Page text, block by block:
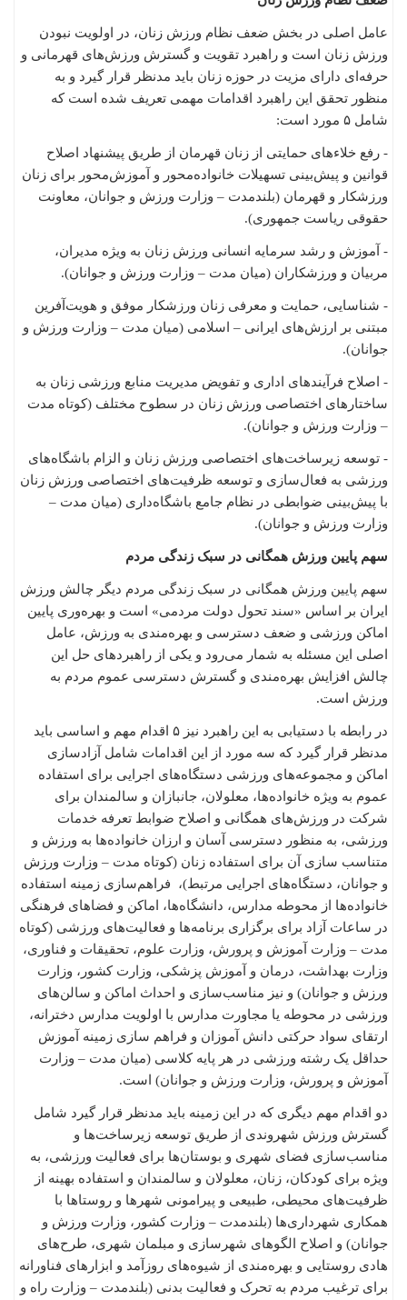
عامل اصلی در بخش ضعف نظام ورزش زنان، در اولویت نبودن
ورزش زنان است و راهبرد تقویت و گسترش ورزش‌های قهرمانی و
حرفه‌ای دارای مزیت در حوزه زنان باید مدنظر قرار گیرد و به
منظور تحقق این راهبرد اقدامات مهمی‌ تعریف شده است که
شامل ۵ مورد است:
- رفع خلاءهای حمایتی از زنان قهرمان از طریق پیشنهاد اصلاح
قوانین و پیش‌بینی تسهیلات خانواده‌محور و آموزش‌محور برای زنان
ورزشکار و قهرمان (بلندمدت – وزارت ورزش و جوانان، معاونت
حقوقی ریاست جمهوری).
-‌ آموزش و رشد سرمایه انسانی ورزش زنان به ویژه مدیران،
مربیان و ورزشکاران (میان مدت – وزارت ورزش و جوانان).
- شناسایی، حمایت و معرفی زنان ورزشکار موفق و هویت‌آفرین
مبتنی بر ارزش‌های ایرانی – اسلامی (میان مدت – وزارت ورزش و
جوانان).
- اصلاح فرآیندهای اداری و تفویض مدیریت منابع ورزشی زنان به
ساختارهای اختصاصی ورزش زنان در سطوح مختلف (کوتاه مدت
– وزارت ورزش و جوانان).
- توسعه زیرساخت‌های اختصاصی ورزش زنان و الزام باشگاه‌های
ورزشی به فعال‌سازی و توسعه ظرفیت‌های اختصاصی ورزش زنان
با پیش‌بینی ضوابطی در نظام جامع باشگاه‌داری (میان مدت –
وزارت ورزش و جوانان).
سهم پایین ورزش همگانی در سبک زندگی مردم
سهم پایین ورزش همگانی در سبک زندگی مردم دیگر چالش ورزش
ایران بر اساس «سند تحول دولت مردمی» است و بهره‌وری پایین
اماکن ورزشی و ضعف دسترسی و بهره‌مندی به ورزش، عامل
اصلی این مسئله به شمار می‌رود و یکی از راهبردهای حل این
چالش افزایش بهره‌مندی و گسترش دسترسی عموم مردم به
ورزش است.
در رابطه با دستیابی به این راهبرد نیز ۵ اقدام مهم و اساسی باید
مدنظر قرار گیرد که سه مورد از این اقدامات شامل آزادسازی
اماکن و مجموعه‌های ورزشی دستگاه‌های اجرایی برای استفاده
عموم به ویژه خانواده‌ها، معلولان، جانبازان و سالمندان برای
شرکت در ورزش‌های همگانی و اصلاح ضوابط تعرفه خدمات
ورزشی، به منظور دسترسی آسان و ارزان خانواده‌ها به ورزش و
متناسب سازی آن برای استفاده زنان (کوتاه مدت – وزارت ورزش
و جوانان، دستگاه‌های اجرایی مرتبط)، فراهم‌سازی زمینه استفاده
خانواده‌ها از محوطه مدارس، دانشگاه‌ها، اماکن و فضاهای فرهنگی
در ساعات آزاد برای برگزاری برنامه‌ها و فعالیت‌های ورزشی (کوتاه
مدت – وزارت آموزش و پرورش، وزارت علوم، تحقیقات و فناوری،
وزارت بهداشت، درمان و آموزش پزشکی، وزارت کشور، وزارت
ورزش و جوانان) و نیز مناسب‌سازی و احداث اماکن و سالن‌های
ورزشی در محوطه یا مجاورت مدارس با اولویت مدارس دخترانه،
ارتقای سواد حرکتی دانش آموزان و فراهم سازی زمینه آموزش
حداقل یک رشته ورزشی در هر پایه کلاسی (میان مدت – وزارت
آموزش و پرورش، وزارت ورزش و جوانان) است.
دو اقدام مهم‌ دیگری که در این زمینه باید مدنظر قرار گیرد شامل
گسترش ورزش شهروندی از طریق توسعه زیرساخت‌ها و
مناسب‌سازی فضای شهری و بوستان‌ها برای فعالیت ورزشی، به
ویژه برای کودکان، زنان، معلولان و سالمندان و استفاده بهینه از
ظرفیت‌های محیطی، طبیعی و پیرامونی شهرها و روستاها با
همکاری شهرداری‌ها (بلندمدت – وزارت کشور، وزارت ورزش و
جوانان) و اصلاح الگوهای شهرسازی و مبلمان شهری، طرح‌های
هادی روستایی و بهره‌مندی از شیوه‌های روزآمد و ابزارهای فناورانه
برای ترغیب مردم به تحرک و فعالیت بدنی (بلندمدت – وزارت راه و